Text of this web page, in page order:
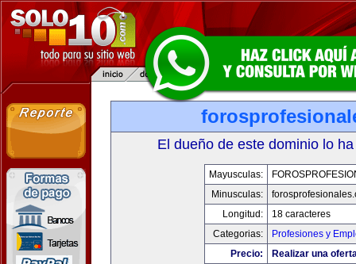
El dueño de este dominio lo
Mayusculas:
Minusculas:
Longitud:
18 caracteres
Categorias:
Profesiones y
Precio:
Realizar una